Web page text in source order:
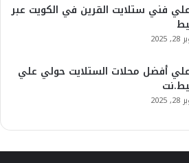
فني ستلايت القرين في الكويت عبر
أفضل محلات الستلايت حولي علي